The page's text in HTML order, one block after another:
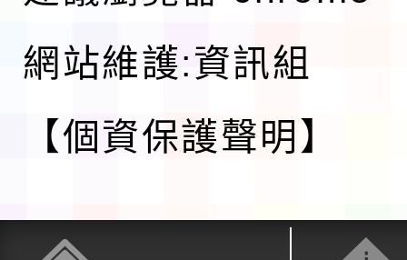
網站維護:資訊組
【個資保護聲明】